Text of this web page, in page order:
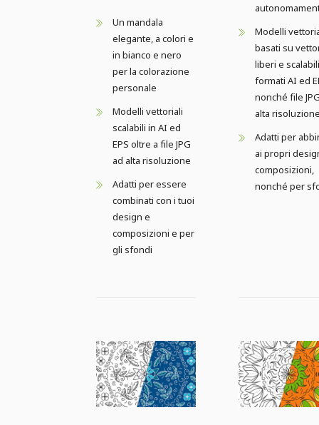
Un mandala
elegante, a colori e
in bianco e nero
per la colorazione
personale
Modelli vettoriali
scalabili in AI ed
EPS oltre a file JPG
ad alta risoluzione
Adatti per essere
combinati con i tuoi
design e
composizioni e per
gli sfondi
Modelli
basati su
liberi e
formati AI ed
nonché file
alta
Adatti per
ai propri
composizioni,
nonché per